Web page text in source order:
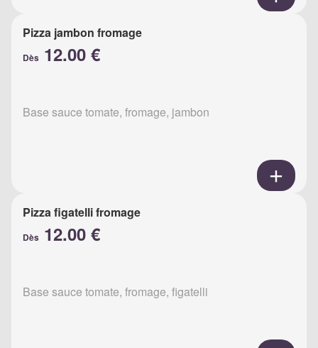
Pizza jambon fromage
Dès 12.00 €
Base sauce tomate, fromage, jambon
Pizza figatelli fromage
Dès 12.00 €
Base sauce tomate, fromage, figatelli